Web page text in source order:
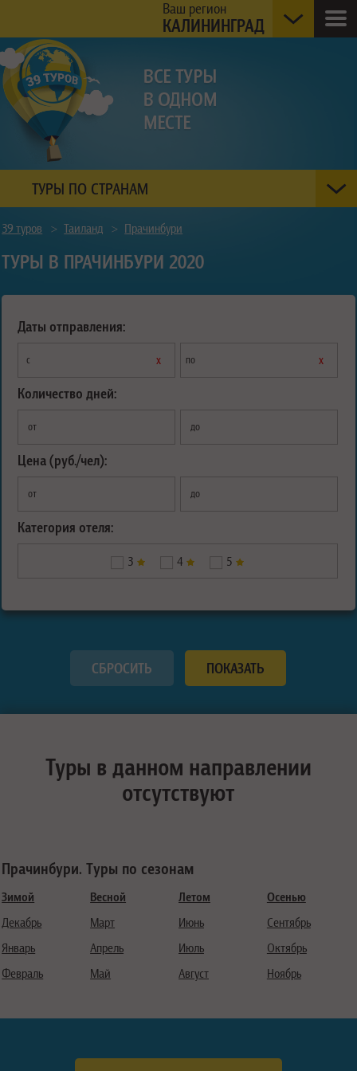
Ваш регион
КАЛИНИНГРАД
ТУРЫ ПО СТРАНАМ
39 туров > Таиланд > Прачинбури
ТУРЫ В ПРАЧИНБУРИ 2020
Даты отправления:
с х по х
Количество дней:
от до
Цена (руб./чел):
от до
Категория отеля:
3 4 5
Туры в данном направлении
отсутствуют
Прачинбури. Туры по сезонам
Зимой
Декабрь
Январь
Февраль
Весной
Март
Апрель
Май
Летом
Июнь
Июль
Август
Осенью
Сентябрь
Октябрь
Ноябрь